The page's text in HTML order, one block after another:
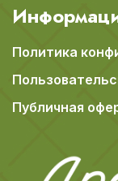
Политика
Публичная